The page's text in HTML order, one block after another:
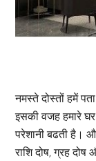
नमस्ते दोस्तों हमें
इसकी वजह हमारे
परेशानी बढती है।
राशि दोष, ग्रह